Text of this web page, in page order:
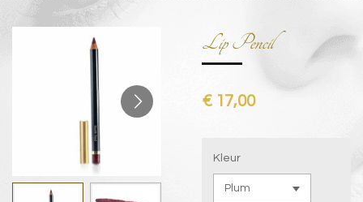
Lip Pencil
€ 17,00
Kleur